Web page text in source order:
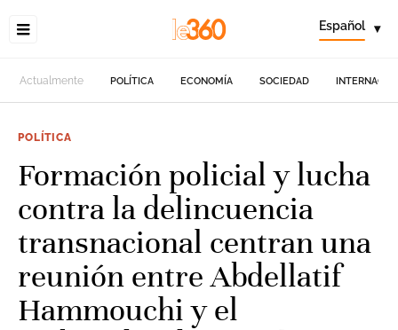
Español ▾
Actualmente POLÍTICA ECONOMÍA SOCIEDAD
POLÍTICA
Formación policial y lucha
contra la delincuencia
transnacional centran una
reunión entre Abdellatif
Hammouchi y el